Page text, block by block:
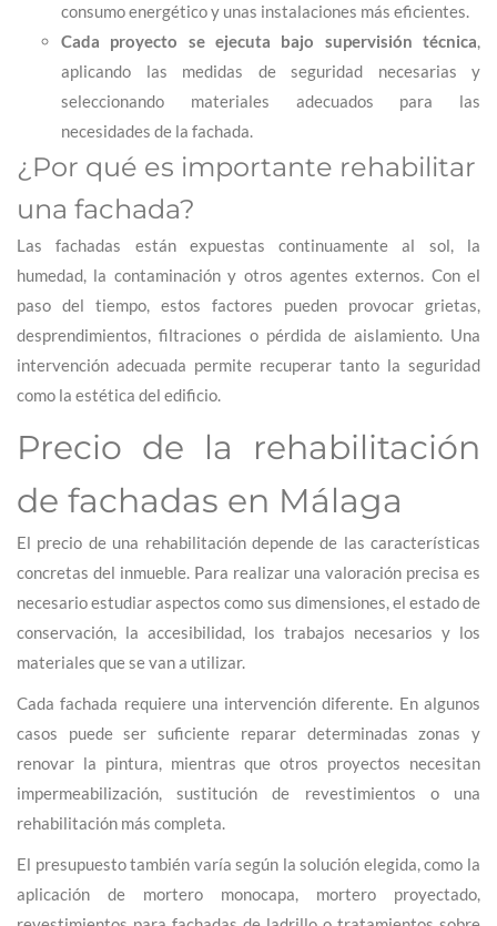
consumo energético y unas instalaciones más eficientes.
Cada proyecto se ejecuta bajo supervisión técnica,
aplicando las medidas de seguridad necesarias y
seleccionando materiales adecuados para las
necesidades de la fachada.
¿Por qué es importante rehabilitar
una fachada?
Las fachadas están expuestas continuamente al sol, la
humedad, la contaminación y otros agentes externos. Con el
paso del tiempo, estos factores pueden provocar grietas,
desprendimientos, filtraciones o pérdida de aislamiento. Una
intervención adecuada permite recuperar tanto la seguridad
como la estética del edificio.
Precio de la rehabilitación
de fachadas en Málaga
El precio de una rehabilitación depende de las características
concretas del inmueble. Para realizar una valoración precisa es
necesario estudiar aspectos como sus dimensiones, el estado de
conservación, la accesibilidad, los trabajos necesarios y los
materiales que se van a utilizar.
Cada fachada requiere una intervención diferente. En algunos
casos puede ser suficiente reparar determinadas zonas y
renovar la pintura, mientras que otros proyectos necesitan
impermeabilización, sustitución de revestimientos o una
rehabilitación más completa.
El presupuesto también varía según la solución elegida, como la
aplicación de mortero monocapa, mortero proyectado,